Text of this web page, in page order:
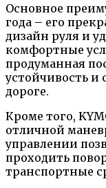
Основное
года – его
дизайн руля и
комфортные
продуманная
устойчивость и
дороге.
Кроме того,
отличной
управлении
проходить
транспортные